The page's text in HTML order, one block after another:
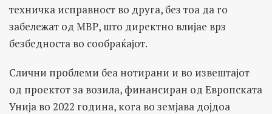
техничка исправност во друга, без тоа да го
забележат од МВР, што директно влијае врз
безбедноста во сообраќајот.
Слични проблеми беа нотирани и во извештајот
од проектот за возила, финансиран од Европската
Унија во 2022 година, кога во земјава дојдоа